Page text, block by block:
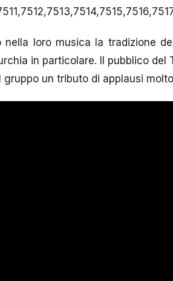
nella loro musica la tradizione
in particolare. Il pubblico
un tributo di applausi